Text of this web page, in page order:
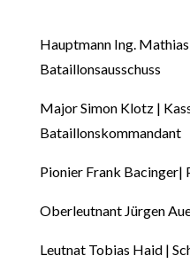
Hauptmann Ing.
Bataillonsausschuss
Major Simon Klotz |
Bataillonskommandant
Pionier Frank Bacinger|
Oberleutnant Jürgen
Leutnat Tobias Haid |